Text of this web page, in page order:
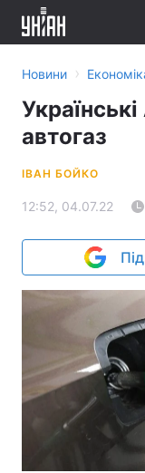
Новини ›
автогаз
ІВАН БОЙКО
12:52, 04.07.22